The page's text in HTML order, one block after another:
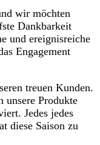
wir möchten
Dankbarkeit
und ereignisreiche
Engagement
treuen Kunden.
unsere Produkte
Jedes jedes
diese Saison zu